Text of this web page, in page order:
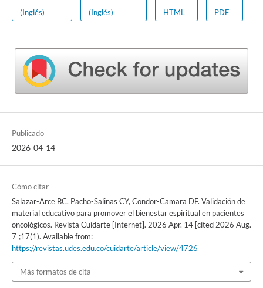
(Inglés)
(Inglés)
HTML PDF
Publicado
2026-04-14
Cómo citar
Salazar-Arce BC, Pacho-Salinas CY, Condor-Camara DF. Validación de
material educativo para promover el bienestar espiritual en pacientes
oncológicos. Revista Cuidarte [Internet]. 2026 Apr. 14 [cited 2026 Aug.
7];17(1). Available from:
https://revistas.udes.edu.co/cuidarte/article/view/4726
Más formatos de cita